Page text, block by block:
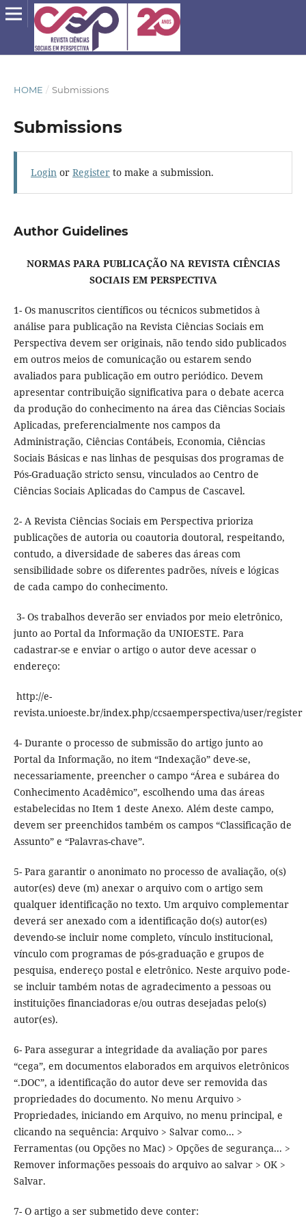
HOME / Submissions
Submissions
Loginor Registerto make a submission.
Author Guidelines
NORMAS PARA PUBLICAÇÃO NA REVISTA CIÊNCIAS
SOCIAIS EM PERSPECTIVA
1- Os manuscritos científicos ou técnicos submetidos à
análise para publicação na Revista Ciências Sociais em
Perspectiva devem ser originais, não tendo sido publicados
em outros meios de comunicação ou estarem sendo
avaliados para publicação em outro periódico. Devem
apresentar contribuição significativa para o debate acerca
da produção do conhecimento na área das Ciências Sociais
Aplicadas, preferencialmente nos campos da
Administração, Ciências Contábeis, Economia, Ciências
Sociais Básicas e nas linhas de pesquisas dos programas de
Pós-Graduação stricto sensu, vinculados ao Centro de
Ciências Sociais Aplicadas do Campus de Cascavel.
2- A Revista Ciências Sociais em Perspectiva prioriza
publicações de autoria ou coautoria doutoral, respeitando,
contudo, a diversidade de saberes das áreas com
sensibilidade sobre os diferentes padrões, níveis e lógicas
de cada campo do conhecimento.
3- Os trabalhos deverão ser enviados por meio eletrônico,
junto ao Portal da Informação da UNIOESTE. Para
cadastrar-se e enviar o artigo o autor deve acessar o
endereço:
http://e-
revista.unioeste.br/index.php/ccsaemperspectiva/user/register
4- Durante o processo de submissão do artigo junto ao
Portal da Informação, no item “Indexação” deve-se,
necessariamente, preencher o campo “Área e subárea do
Conhecimento Acadêmico”, escolhendo uma das áreas
estabelecidas no Item 1 deste Anexo. Além deste campo,
devem ser preenchidos também os campos “Classificação de
Assunto” e “Palavras-chave”.
5- Para garantir o anonimato no processo de avaliação, o(s)
autor(es) deve (m) anexar o arquivo com o artigo sem
qualquer identificação no texto. Um arquivo complementar
deverá ser anexado com a identificação do(s) autor(es)
devendo-se incluir nome completo, vínculo institucional,
vínculo com programas de pós-graduação e grupos de
pesquisa, endereço postal e eletrônico. Neste arquivo pode-
se incluir também notas de agradecimento a pessoas ou
instituições financiadoras e/ou outras desejadas pelo(s)
autor(es).
6- Para assegurar a integridade da avaliação por pares
“cega”, em documentos elaborados em arquivos eletrônicos
“.DOC”, a identificação do autor deve ser removida das
propriedades do documento. No menu Arquivo >
Propriedades, iniciando em Arquivo, no menu principal, e
clicando na sequência: Arquivo > Salvar como... >
Ferramentas (ou Opções no Mac) > Opções de segurança... >
Remover informações pessoais do arquivo ao salvar > OK >
Salvar.
7- O artigo a ser submetido deve conter: